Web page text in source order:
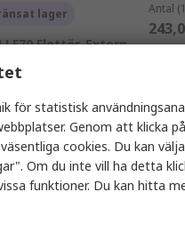
lager
Flottör, Extern
191-9464
Antal
för statistisk
Genom att klicka
cookies. Du kan
Om du inte vill ha detta
funktioner. Du kan hitta